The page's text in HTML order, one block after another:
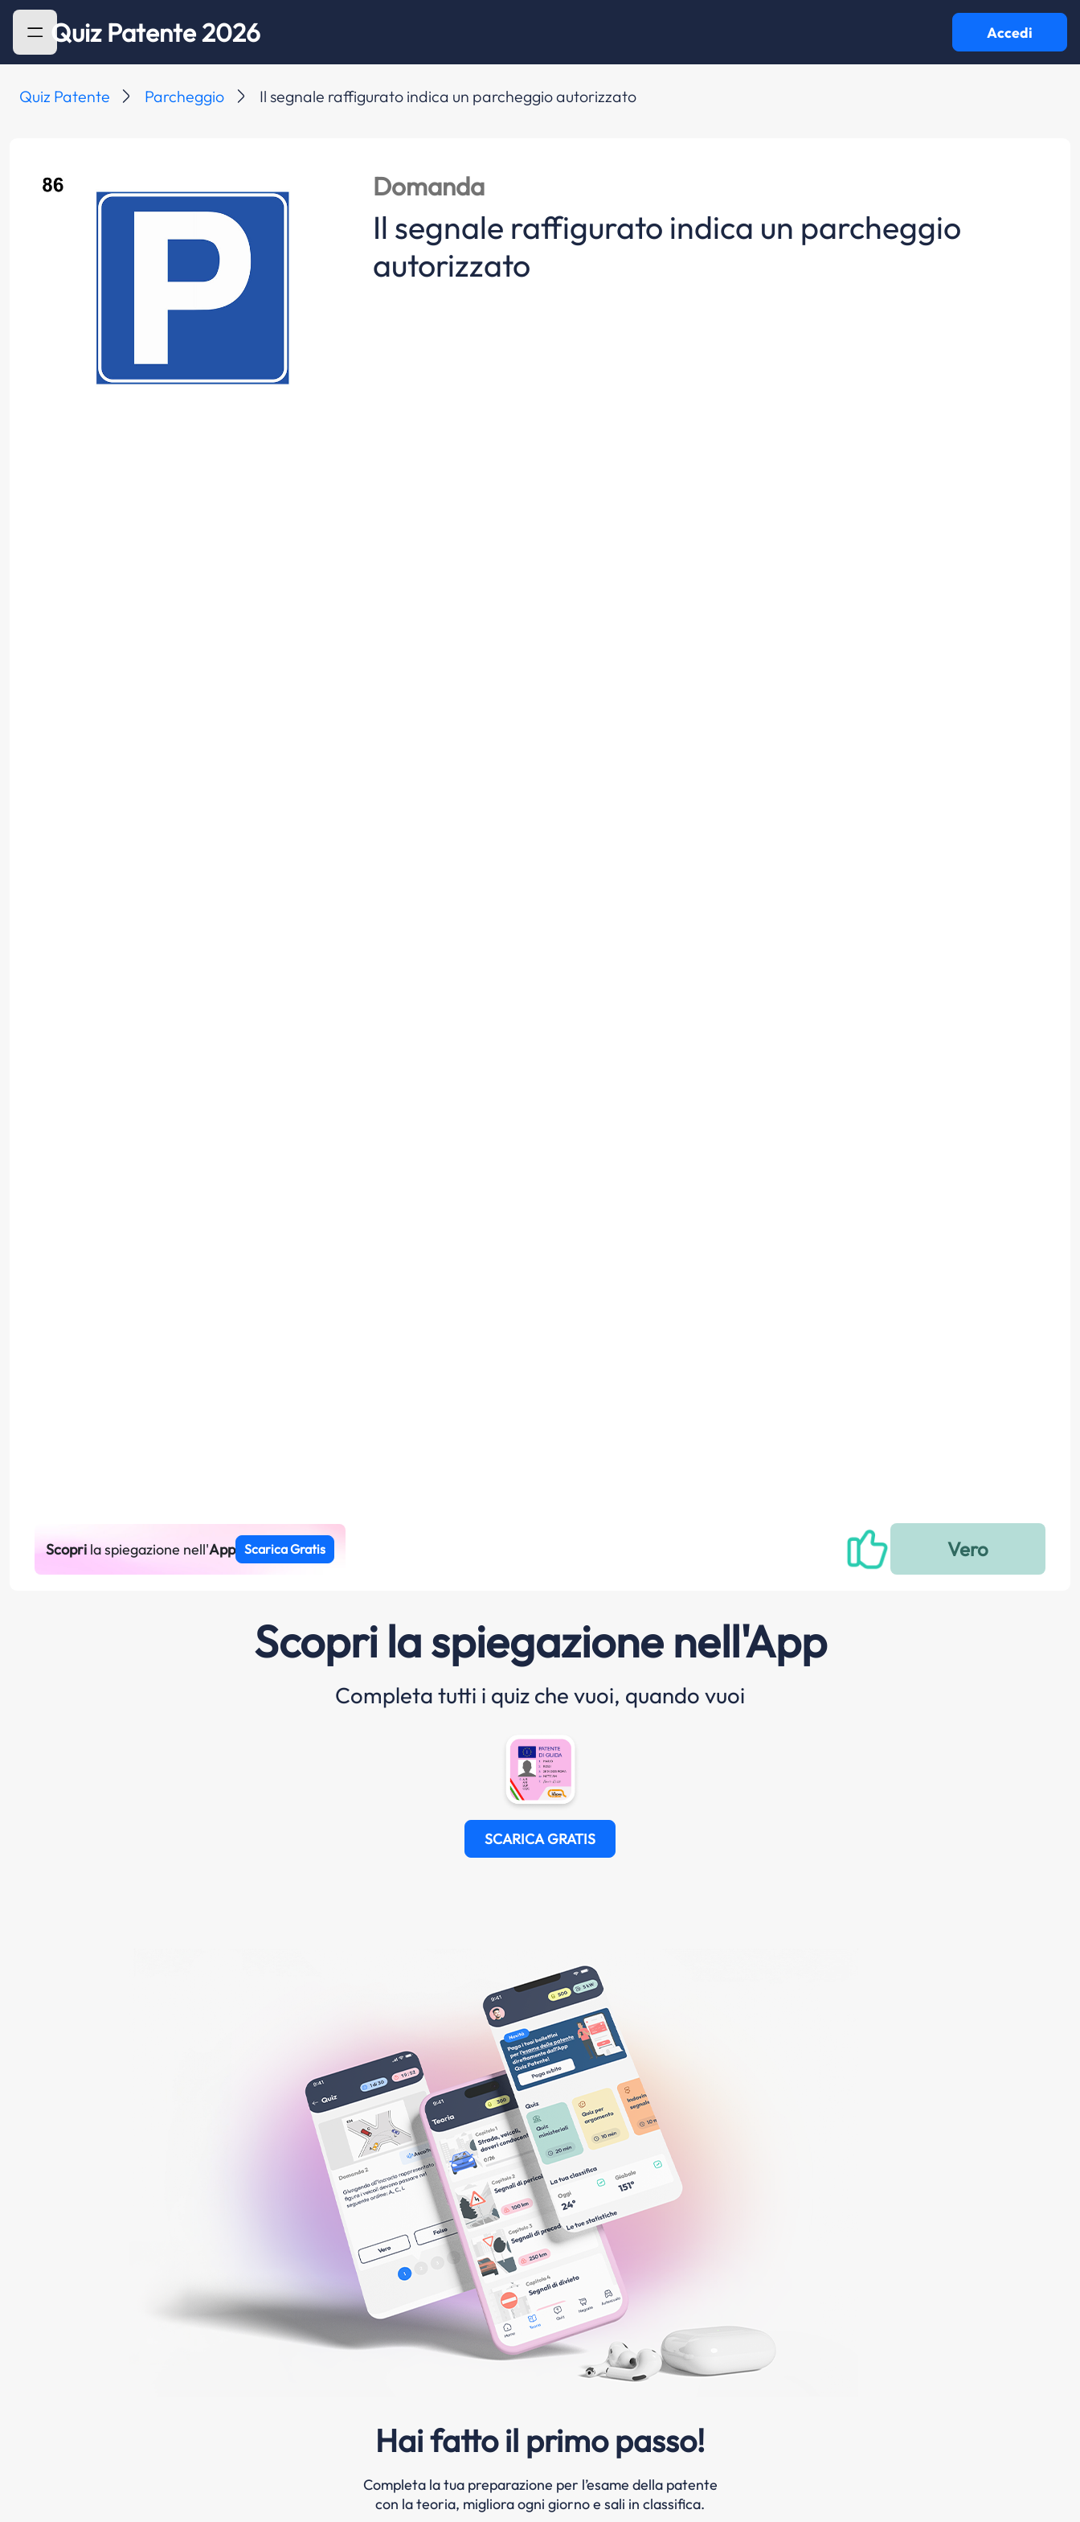
Quiz Patente 2026 Accedi
Quiz Patente Parcheggio Il segnale raffigurato indica un parcheggio autorizzato
Domanda
Il segnale raffigurato indica un parcheggio
autorizzato
Scoprila spiegazione nell'App Scarica Gratis
Scopri la spiegazione nell'App
Completa tutti i quiz che vuoi, quando vuoi
SCARICA GRATIS
Hai fatto il primo passo!
Completa la tua preparazione per l’esame della patente
con la teoria, migliora ogni giorno e sali in classifica.